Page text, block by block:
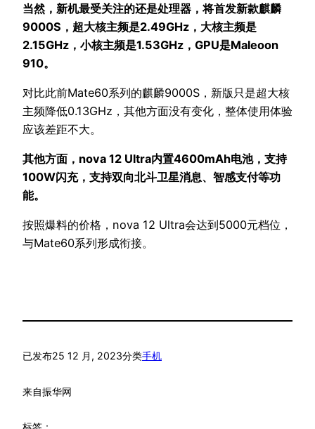
当然，新机最受关注的还是处理器，将首发新款麒麟
9000S，超大核主频是2.49GHz，大核主频是
2.15GHz，小核主频是1.53GHz，GPU是Maleoon
910。
对比此前Mate60系列的麒麟9000S，新版只是超大核
主频降低0.13GHz，其他方面没有变化，整体使用体验
应该差距不大。
其他方面，nova 12 Ultra内置4600mAh电池，支持
100W闪充，支持双向北斗卫星消息、智感支付等功
能。
按照爆料的价格，nova 12 Ultra会达到5000元档位，
与Mate60系列形成衔接。
已发布25 12 月, 2023分类手机
来自振华网